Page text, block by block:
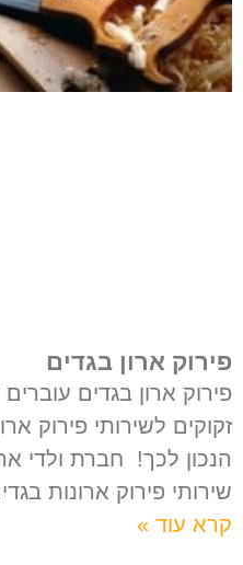
פירוק ארון בגדים
פירוק ארון בגדים
זקוקים לשירותי פירוק
הנכון לכך! חברת ולדי
שירותי פירוק ארונות
קרא עוד »